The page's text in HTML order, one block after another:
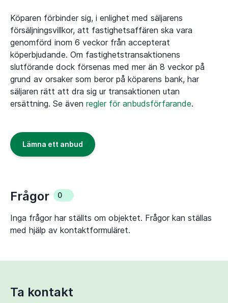
Köparen förbinder sig, i enlighet med säljarens
försäljningsvillkor, att fastighetsaffären ska vara
genomförd inom 6 veckor från accepterat
köperbjudande. Om fastighetstransaktionens
slutförande dock försenas med mer än 8 veckor på
grund av orsaker som beror på köparens bank, har
säljaren rätt att dra sig ur transaktionen utan
ersättning. Se även regler för anbudsförfarande.
Lämna ett anbud
Frågor 0
Inga frågor har ställts om objektet. Frågor kan ställas
med hjälp av kontaktformuläret.
Ta kontakt